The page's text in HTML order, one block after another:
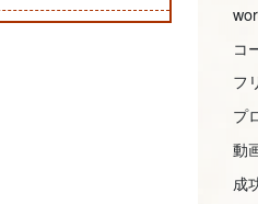
コ
フ
プ
動
成